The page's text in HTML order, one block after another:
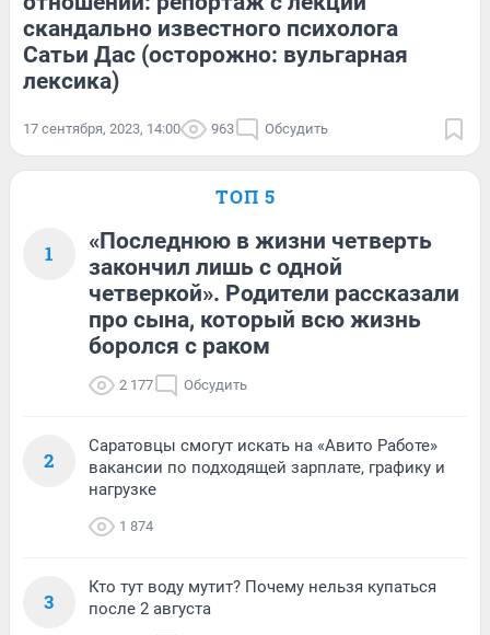
скандально известного психолога
Сатьи Дас (осторожно: вульгарная
лексика)
17 сентября, 2023, 14:00 963 Обсудить
ТОП 5
1
«Последнюю в жизни четверть
закончил лишь с одной
четверкой». Родители рассказали
про сына, который всю жизнь
боролся с раком
2 177 Обсудить
2
Саратовцы смогут искать на «Авито Работе»
вакансии по подходящей зарплате, графику и
нагрузке
1 874
3
Кто тут воду мутит? Почему нельзя купаться
после 2 августа